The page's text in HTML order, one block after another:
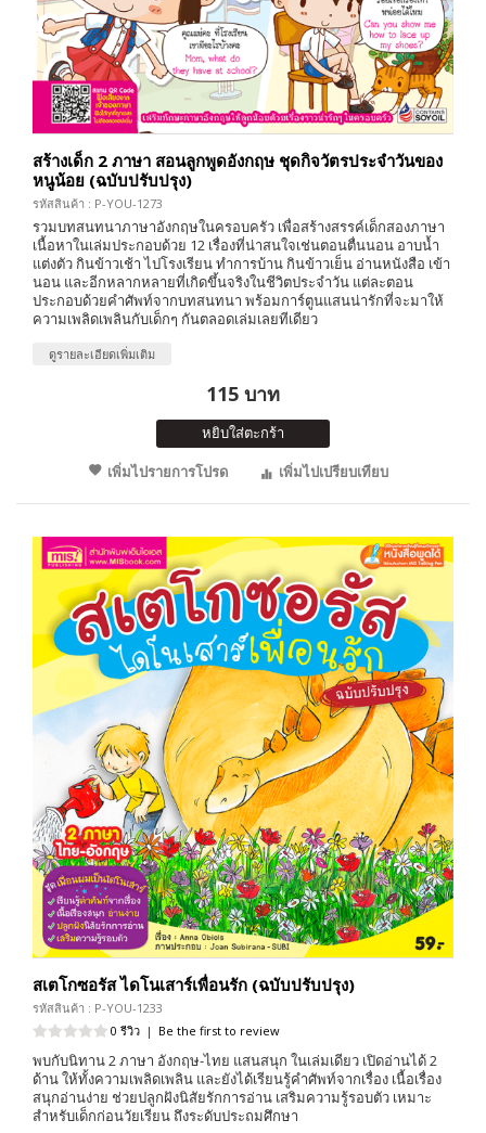
สร้างเด็ก 2 ภาษา สอนลูกพูดอังกฤษ ชุดกิจวัตรประจำวันของ
หนูน้อย (ฉบับปรับปรุง)
รหัสสินค้า : P-YOU-1273
รวมบทสนทนาภาษาอังกฤษในครอบครัว เพื่อสร้างสรรค์เด็กสองภาษา
เนื้อหาในเล่มประกอบด้วย 12 เรื่องที่น่าสนใจเช่นตอนตื่นนอน อาบน้ำ
แต่งตัว กินข้าวเช้า ไปโรงเรียน ทำการบ้าน กินข้าวเย็น อ่านหนังสือ เข้า
นอน และอีกหลากหลายที่เกิดขึ้นจริงในชีวิตประจำวัน แต่ละตอน
ประกอบด้วยคำศัพท์จากบทสนทนา พร้อมการ์ตูนแสนน่ารักที่จะมาให้
ความเพลิดเพลินกับเด็กๆ กันตลอดเล่มเลยทีเดียว
ดูรายละเอียดเพิ่มเติม
115 บาท
หยิบใส่ตะกร้า
เพิ่มไปรายการโปรด
เพิ่มไปเปรียบเทียบ
สเตโกซอรัส ไดโนเสาร์เพื่อนรัก (ฉบับปรับปรุง)
รหัสสินค้า : P-YOU-1233
0 รีวิว | Be the first to review
พบกับนิทาน 2 ภาษา อังกฤษ-ไทย แสนสนุก ในเล่มเดียว เปิดอ่านได้ 2
ด้าน ให้ทั้งความเพลิดเพลิน และยังได้เรียนรู้คำศัพท์จากเรื่อง เนื้อเรื่อง
สนุกอ่านง่าย ช่วยปลูกฝังนิสัยรักการอ่าน เสริมความรู้รอบตัว เหมาะ
สำหรับเด็กก่อนวัยเรียน ถึงระดับประถมศึกษา